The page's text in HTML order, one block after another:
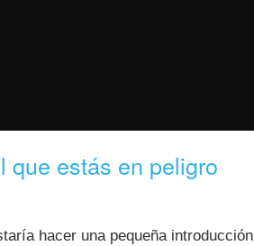
que estás en peligro
hacer una pequeña introducción